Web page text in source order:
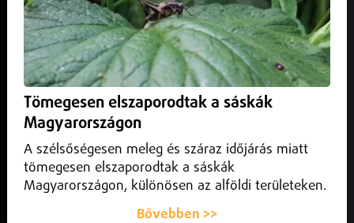
km-nél lévő Polgár pihenőt
Vásárosnamény felé
megnyitották
2024. november 28.Közlekedés infó
Az M3-as autópályán, a 171-es km-nél lévő Polgár pihenőt
Vásárosnamény felé megnyitották
Tömegesen elszaporodtak a sáskák
Magyarországon
A szélsőségesen meleg és száraz időjárás miatt
tömegesen elszaporodtak a sáskák
Magyarországon, különösen az alföldi területeken.
Bővebben >>